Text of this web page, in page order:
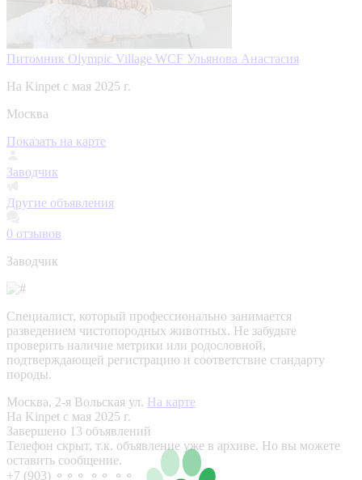
Питомник Olympic Village WCF Ульянова Анастасия
На Kinpet c мая 2025 г.
Москва
Показать на карте
Заводчик
Другие объявления
0 отзывов
Заводчик
Специалист, который профессионально занимается
разведением чистопородных животных. Не забудьте
проверить наличие метрики или родословной,
подтверждающей регистрацию и соответствие стандарту
породы.
Москва, 2-я Вольская ул. На карте
На Kinpet c мая 2025 г.
Завершено 13 объявлений
Телефон скрыт, т.к. объявление уже в архиве. Но вы можете
оставить сообщение.
+7 (903) ⚬⚬⚬ ⚬⚬ ⚬⚬